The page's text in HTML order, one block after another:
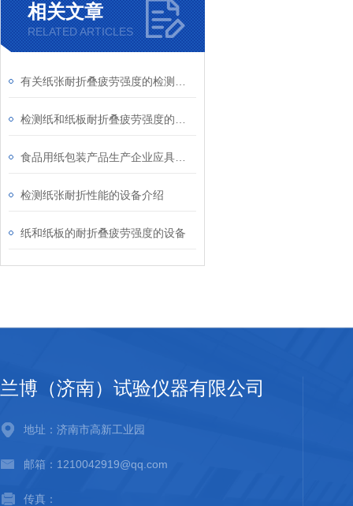
相关文章
RELATED ARTICLES
检测纸张耐折性能的设备介绍
纸和纸板的耐折叠疲劳强度的设备
兰博（济南）试验仪器有限公司
地址：济南市高新工业园
邮箱：1210042919@qq.com
传真：